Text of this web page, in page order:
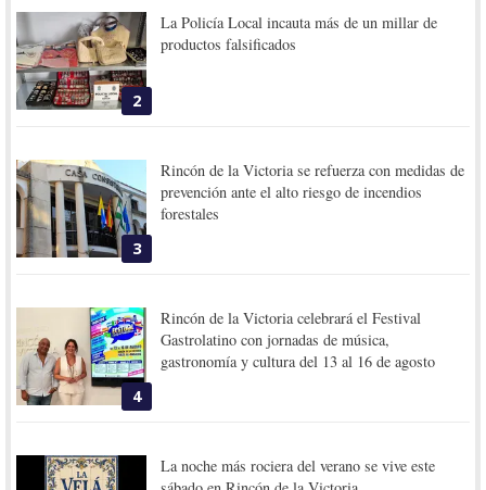
2
La Policía Local incauta más de un millar de
productos falsificados
3
Rincón de la Victoria se refuerza con medidas de
prevención ante el alto riesgo de incendios
forestales
4
Rincón de la Victoria celebrará el Festival
Gastrolatino con jornadas de música,
gastronomía y cultura del 13 al 16 de agosto
La noche más rociera del verano se vive este